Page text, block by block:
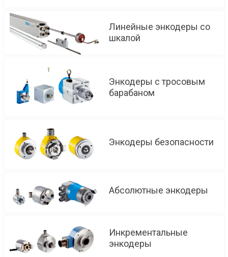
Линейные энкодеры со
шкалой
Энкодеры с тросовым
барабаном
Энкодеры безопасности
Абсолютные энкодеры
Инкрементальные
энкодеры